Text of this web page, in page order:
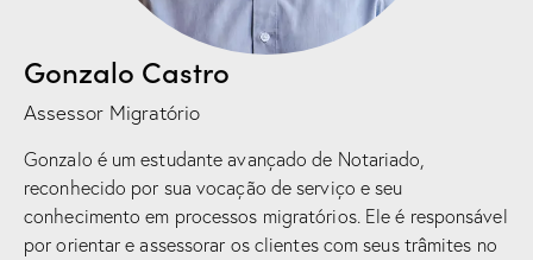
Gonzalo Castro
Assessor Migratório
Gonzalo é um estudante avançado de Notariado,
reconhecido por sua vocação de serviço e seu
conhecimento em processos migratórios. Ele é responsável
por orientar e assessorar os clientes com seus trâmites no